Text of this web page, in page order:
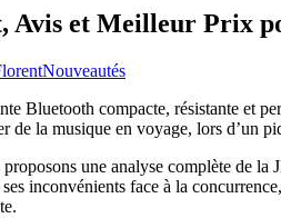
Avis et Meilleur Prix
Nouveautés
Bluetooth compacte, résistante et
de la musique en voyage, lors d’un
une analyse complète de
ses inconvénients face à la